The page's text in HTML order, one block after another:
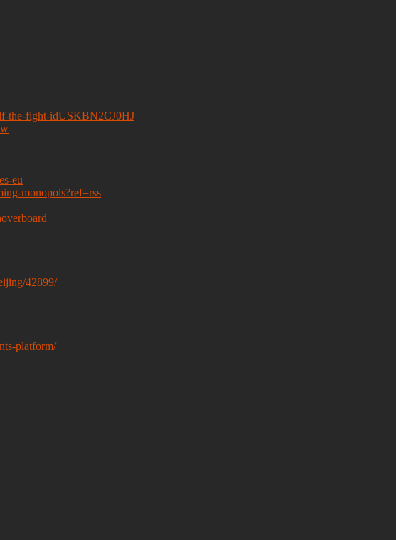
the-fight-idUSKBN2CJ0HJ
eu
monopols?ref=rss
42899/
platform/